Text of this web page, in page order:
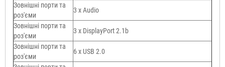
Зовнішні порти та
роз'єми
3 x Audio
Зовнішні порти та
роз'єми
3 x DisplayPort 2.1b
Зовнішні порти та
роз'єми
6 x USB 2.0